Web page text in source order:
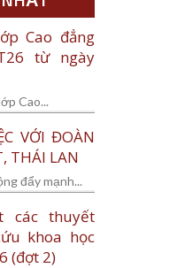
Cao đẳng
từ ngày
Cao...
VỚI ĐOÀN
THÁI LAN
đẩy mạnh...
các thuyết
khoa học
(đợt 2)